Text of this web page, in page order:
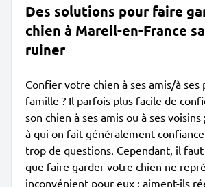
Des solutions pour faire
chien à Mareil-en-France
ruiner
Confier votre chien à ses amis/à ses
famille ? Il parfois plus facile de
son chien à ses amis ou à ses
à qui on fait généralement
trop de questions. Cependant, il
que faire garder votre chien ne
inconvénient pour eux : aiment-ils